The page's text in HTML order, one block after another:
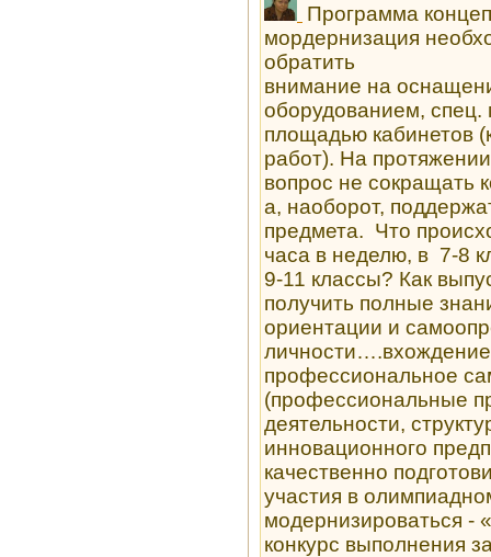
Программа
мордернизация
обратить
внимание на
оборудованием,
площадью кабинетов
работ). На
вопрос не сокращать
а, наоборот,
предмета. Что
часа в неделю, в 7-8
9-11 классы? Как
получить полные
ориентации и
профессиональное
(профессиональные
деятельности,
инновационного
качественно
участия в
модернизироваться
конкурс выполнения